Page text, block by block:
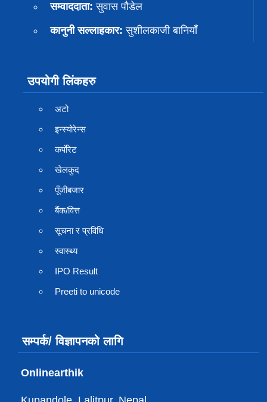
सम्वाददाता: सुवास पाैडेल
कानुनी सल्लाहकार: सुशीलकाजी बानियाँ
उपयोगी लिंकहरु
अटो
इन्स्योरेन्स
कर्पाेरेट
खेलकुद
पूँजीबजार
बैंक/वित्त
सूचना र प्रविधि
स्वास्थ्य
IPO Result
Preeti to unicode
सम्पर्क/ विज्ञापनको लागि
Onlinearthik